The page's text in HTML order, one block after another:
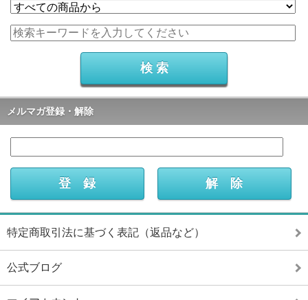
メルマガ登録・解除
特定商取引法に基づく表記（返品など）
公式ブログ